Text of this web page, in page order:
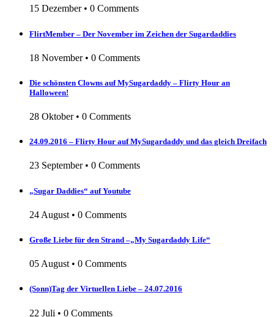
15 Dezember• 0 Comments
FlirtMember – Der November im Zeichen der Sugardaddies
18 November• 0 Comments
Die schönsten Clowns auf MySugardaddy – Flirty Hour an
Halloween!
28 Oktober• 0 Comments
24.09.2016 – Flirty Hour auf MySugardaddy und das gleich Dreifach
23 September• 0 Comments
„Sugar Daddies“ auf Youtube
24 August • 0 Comments
Große Liebe für den Strand –„My Sugardaddy Life“
05 August • 0 Comments
(Sonn)Tag der Virtuellen Liebe – 24.07.2016
22 Juli • 0 Comments